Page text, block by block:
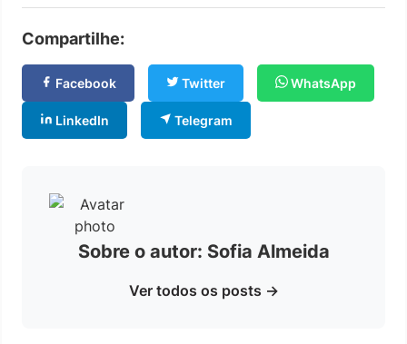
Compartilhe:
Facebook Twitter WhatsApp
LinkedIn Telegram
Sobre o autor: Sofia Almeida
Ver todos os posts →